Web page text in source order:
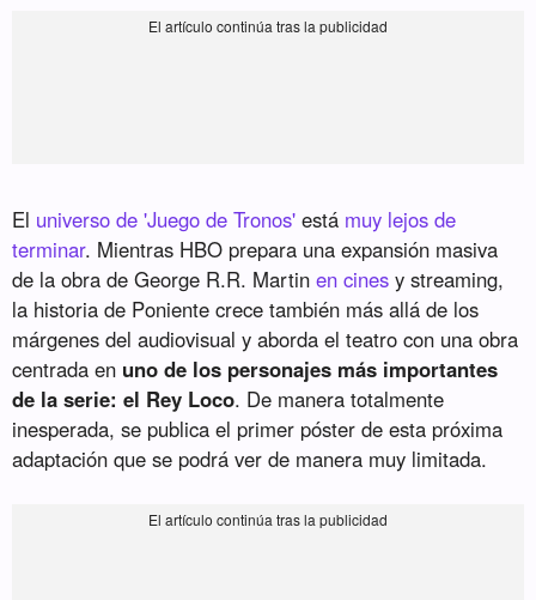
El universo de 'Juego de Tronos' está muy lejos de
terminar. Mientras HBO prepara una expansión masiva
de la obra de George R.R. Martinen cines y streaming,
la historia de Poniente crece también más allá de los
márgenes del audiovisual y aborda el teatro con una obra
centrada en uno de los personajes más importantes
de la serie: el Rey Loco. De manera totalmente
inesperada, se publica el primer póster de esta próxima
adaptación que se podrá ver de manera muy limitada.